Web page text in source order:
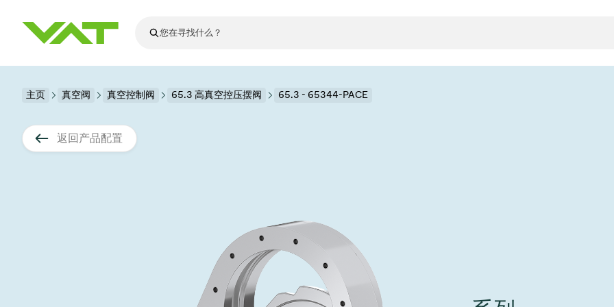
最新资讯 查看所有新闻
9月 2, 2026 活动新闻
精准创新、赋能未来 ⸺
VAT Media Release on
关于VAT
真空阀
VAT真空闸阀
VAT角阀、内联式或圆柱式真空阀
真空蝶阀
真空摆阀
真空模块
基质转移
半导体无尘系统
溅射
薄膜封装(CVD)
OLED蒸发
科学仪器和医学
涂层
行业
真空运输
电池生产
晶体生长
发电
半导体无尘系统
高能物理学
标准维修服务
固定价格翻新服务
VAT服务中心
Shares and debt
公司治理
General Meeting
Event calendar
主页 真空阀 真空控制阀 65.3 高真空控压摆阀 65.3 - 65344-PACE
返回产品配置